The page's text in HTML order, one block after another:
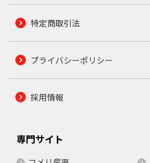
特定商取引法
プライバシーポリシー
採用情報
専門サイト